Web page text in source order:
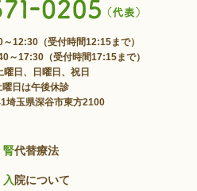
12:30（受付時間12:15まで）
17:30（受付時間17:15まで）
曜日、日曜日、祝日
曜日は午後休診
埼玉県深谷市東方2100
腎代替療法
入院について